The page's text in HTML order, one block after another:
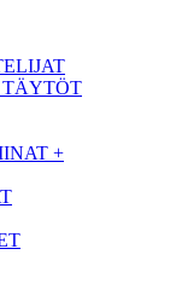
TÄYTÖT
+